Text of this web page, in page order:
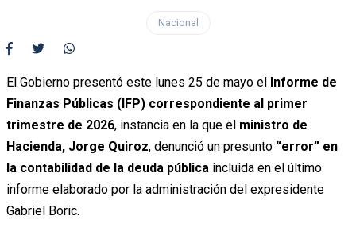
Nacional
El Gobierno presentó este lunes 25 de mayo el Informe de
Finanzas Públicas (IFP) correspondiente al primer
trimestre de 2026, instancia en la que el ministro de
Hacienda, Jorge Quiroz, denunció un presunto “error” en
la contabilidad de la deuda pública incluida en el último
informe elaborado por la administración del expresidente
Gabriel Boric.